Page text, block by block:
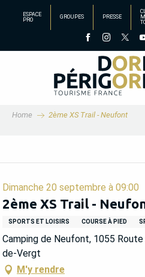
principal
ESPACE
PRO
GROUPES PRESSE
Home 2ème XS Trail - Neufont
Dimanche 20 septembre à 09:00
2ème XS Trail -
SPORTS ET LOISIRS COURSE À PIED
Camping de Neufont, 1055
de-Vergt
M'y rendre